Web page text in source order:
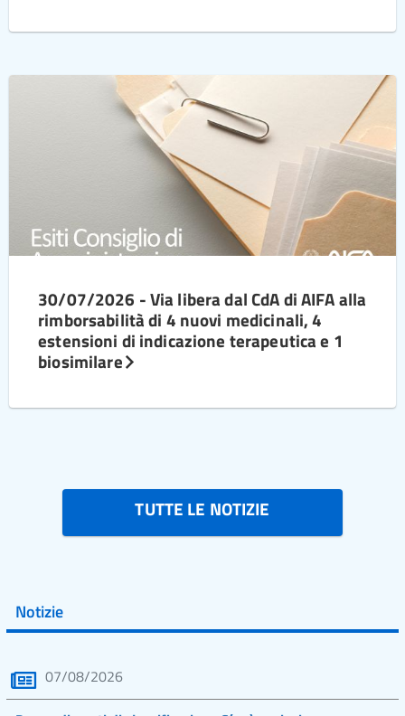
30/07/2026 - Via libera dal CdA di AIFA alla
rimborsabilità di 4 nuovi medicinali, 4
estensioni di indicazione terapeutica e 1
biosimilare
TUTTE LE NOTIZIE
Notizie
07/08/2026